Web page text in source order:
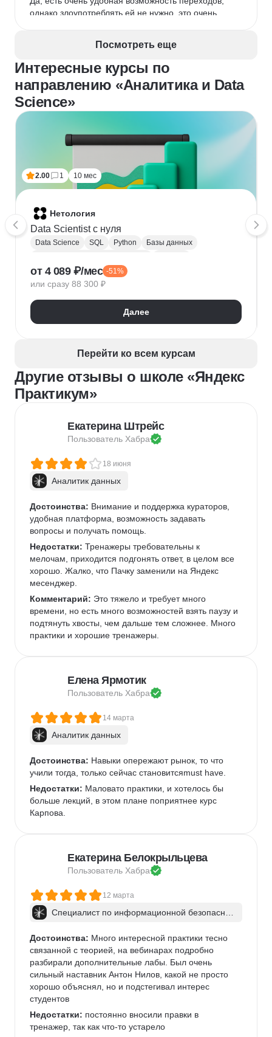
однако злоупотреблять ей не нужно, это очень
Посмотреть еще
Интересные курсы по
направлению «Аналитика и Data
Science»
2.00 1 10 мес
Нетология
Data Scientist с нуля
Data Science SQL Python
Базы данных
Keras
Машинное обучение
Искусственный интеллект
Математика для Data Science
Статистика
Pandas
от 4 089 ₽/мес -51%
или сразу 88 300 ₽
Далее
Перейти ко всем курсам
Другие отзывы о школе «Яндекс
Практикум»
Екатерина Штрейс
Пользователь Хабра
18 июня
Аналитик данных
Достоинства: Внимание и поддержка кураторов,
удобная платформа, возможность задавать
вопросы и получать помощь.
Недостатки: Тренажеры требовательны к
мелочам, приходится подгонять ответ, в целом все
хорошо. Жалко, что Пачку заменили на Яндекс
месенджер.
Комментарий: Это тяжело и требует много
времени, но есть много возможностей взять паузу и
подтянуть хвосты, чем дальше тем сложнее. Много
практики и хорошие тренажеры.
Елена Ярмотик
Пользователь Хабра
14 марта
Аналитик данных
Достоинства: Навыки опережают рынок, то что
учили тогда, только сейчас становитсяmust have.
Недостатки: Маловато практики, и хотелось бы
больше лекций, в этом плане поприятнее курс
Карпова.
Екатерина Белокрыльцева
Пользователь Хабра
12 марта
Специалист по информационной безопаснос
Достоинства: Много интересной практики тесно
связанной с теорией, на вебинарах подробно
разбирали дополнительные лабы. Был очень
сильный наставник Антон Нилов, какой не просто
хорошо объяснял, но и подстегивал интерес
студентов
Недостатки: постоянно вносили правки в
тренажер, так как что-то устарело